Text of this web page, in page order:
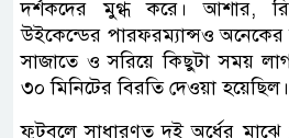
দর্শকদের মুগ্ধ করে। আশার,
উইকেন্ডের পারফরম্যান্সও
সাজাতে ও সরিয়ে কিছুটা সময়
৩০ মিনিটের বিরতি দেওয়া হয়েছিল।
ফুটবলে সাধারণত দুই অর্ধের মাঝে